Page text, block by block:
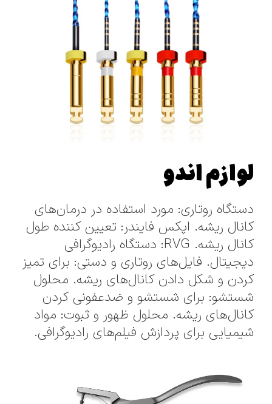
لوازم اندو
دستگاه روتاری: مورد استفاده در درمان‌های
کانال ریشه. اپکس فایندر: تعیین کننده طول
کانال ریشه. RVG: دستگاه رادیوگرافی
دیجیتال. فایل‌های روتاری و دستی: برای تمیز
کردن و شکل دادن کانال‌های ریشه. محلول
شستشو: برای شستشو و ضدعفونی کردن
کانال‌های ریشه. محلول ظهور و ثبوت: مواد
شیمیایی برای پردازش فیلم‌های رادیوگرافی.